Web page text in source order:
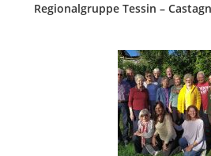
Regionalgruppe Tessin –